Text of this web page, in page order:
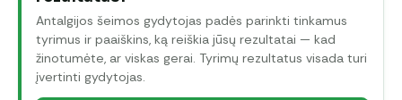
Antalgijos šeimos gydytojas padės parinkti tinkamus
tyrimus ir paaiškins, ką reiškia jūsų rezultatai — kad
žinotumėte, ar viskas gerai. Tyrimų rezultatus visada turi
įvertinti gydytojas.